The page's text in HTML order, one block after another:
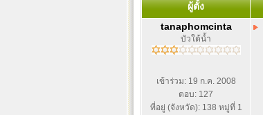
ผู้ตั้ง
tanaphomcinta
บัวใต้น้ำ
เข้าร่วม: 19 ก.ค. 2008
ตอบ: 127
ที่อยู่ (จังหวัด): 138 หมู่ที่ 1